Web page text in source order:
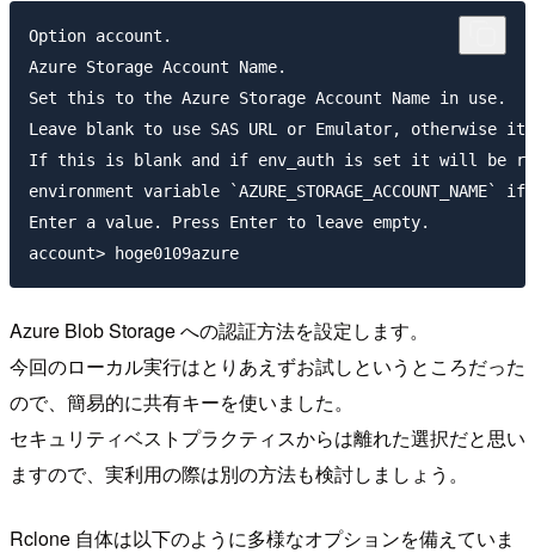
Option account.
Azure Storage Account Name.
Set this to the Azure Storage Account Name in use.
Leave blank to use SAS URL or Emulator, otherwise
If this is blank and if env_auth is set it will be
environment variable
Enter a value. Press Enter to leave empty.
Azure Blob Storage への認証方法を設定します。
今回のローカル実行はとりあえずお試しというところだった
ので、簡易的に共有キーを使いました。
セキュリティベストプラクティスからは離れた選択だと思い
ますので、実利用の際は別の方法も検討しましょう。
Rclone 自体は以下のように多様なオプションを備えていま